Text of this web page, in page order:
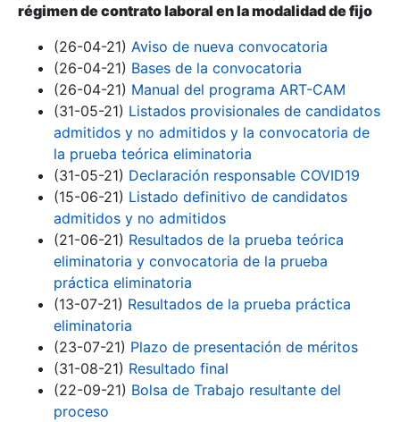
Show/Hide
régimen de contrato laboral en la modalidad de fijo
(26-04-21) Aviso de nueva convocatoria
(26-04-21) Bases de la convocatoria
(26-04-21) Manual del programa ART-CAM
(31-05-21) Listados provisionales de candidatos
admitidos y no admitidos y la convocatoria de
la prueba teórica eliminatoria
(31-05-21) Declaración responsable COVID19
(15-06-21) Listado definitivo de candidatos
admitidos y no admitidos
(21-06-21) Resultados de la prueba teórica
eliminatoria y convocatoria de la prueba
práctica eliminatoria
(13-07-21) Resultados de la prueba práctica
eliminatoria
(23-07-21) Plazo de presentación de méritos
(31-08-21) Resultado final
(22-09-21) Bolsa de Trabajo resultante del
proceso